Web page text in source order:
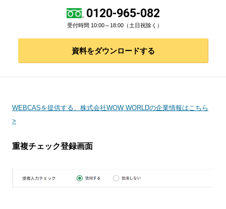
0120-965-082
受付時間 10:00～18:00（土日祝除く）
資料をダウンロードする
WEBCASを提供する、株式会社WOW WORLDの企業情報はこちら
>
重複チェック登録画面